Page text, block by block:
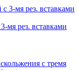
мя рез. вставками